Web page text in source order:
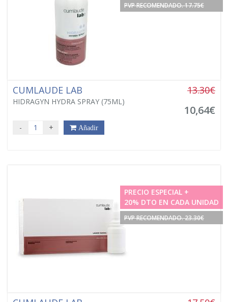
PVP RECOMENDADO. 17.75€
CUMLAUDE LAB
HIDRAGYN HYDRA SPRAY (75ML)
13.30€
10,64€
- + Añadir
PRECIO ESPECIAL +
20% DTO EN CADA UNIDAD
PVP RECOMENDADO. 23.30€